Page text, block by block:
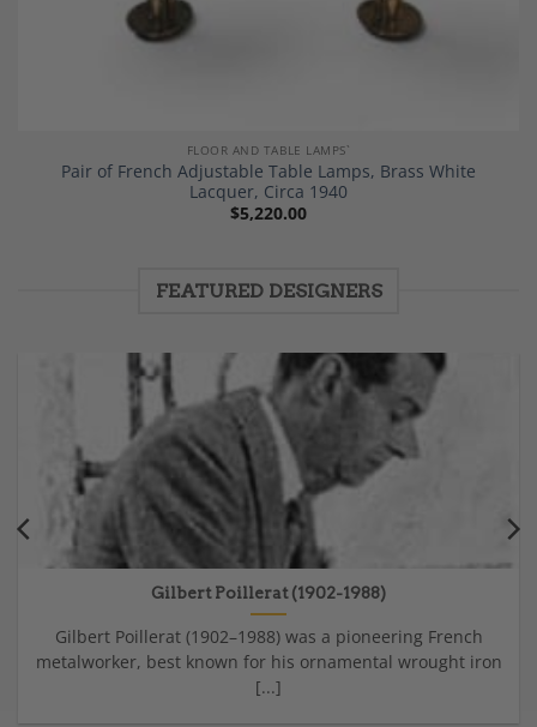
FLOOR AND TABLE LAMPS`
Pair of French Adjustable Table Lamps, Brass White
Lacquer, Circa 1940
$5,220.00
FEATURED DESIGNERS
Gilbert Poillerat (1902-1988)
Gilbert Poillerat (1902–1988) was a pioneering French
metalworker, best known for his ornamental wrought iron
[...]